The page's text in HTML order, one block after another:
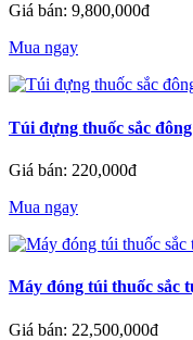
Giá bán: 9,800,000đ
Mua ngay
Túi đựng thuốc sắc
Giá bán: 220,000đ
Mua ngay
Máy đóng túi thuốc sắc
Giá bán: 22,500,000đ